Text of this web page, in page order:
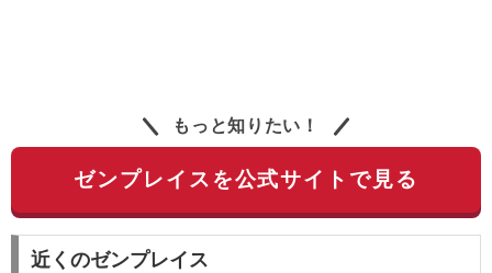
もっと知りたい！
ゼンプレイスを公式サイトで見る
近くのゼンプレイス